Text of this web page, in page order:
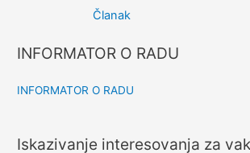
Članak
INFORMATOR O RADU
INFORMATOR O RADU
Iskazivanje interesovanja za